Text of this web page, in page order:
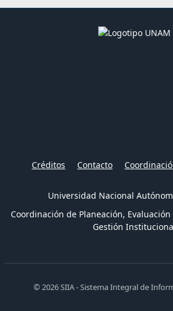
Créditos Contacto
Universidad Nacional
Coordinación de Planeación,
Gestión
© 2026 SIIA - Sistema Integral de